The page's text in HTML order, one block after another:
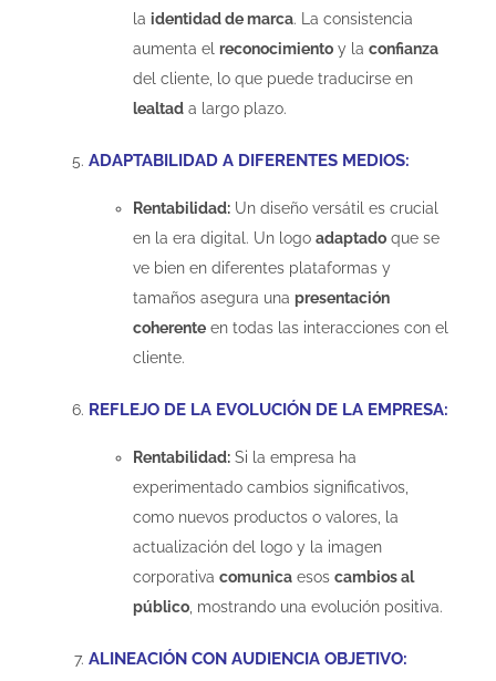
la identidad de marca. La consistencia
aumenta el reconocimiento y la confianza
del cliente, lo que puede traducirse en
lealtad a largo plazo.
ADAPTABILIDAD A DIFERENTES MEDIOS:
Rentabilidad: Un diseño versátil es crucial
en la era digital. Un logo adaptado que se
ve bien en diferentes plataformas y
tamaños asegura una presentación
coherente en todas las interacciones con el
cliente.
REFLEJO DE LA EVOLUCIÓN DE LA EMPRESA:
Rentabilidad: Si la empresa ha
experimentado cambios significativos,
como nuevos productos o valores, la
actualización del logo y la imagen
corporativa comunica esos cambios al
público , mostrando una evolución positiva.
ALINEACIÓN CON AUDIENCIA OBJETIVO: